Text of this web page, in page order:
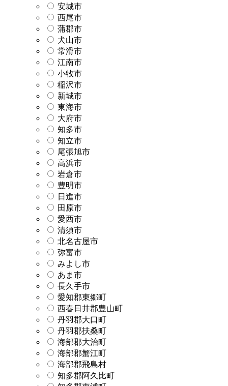
安城市
西尾市
蒲郡市
犬山市
常滑市
江南市
小牧市
稲沢市
新城市
東海市
大府市
知多市
知立市
尾張旭市
高浜市
岩倉市
豊明市
日進市
田原市
愛西市
清須市
北名古屋市
弥富市
みよし市
あま市
長久手市
愛知郡東郷町
西春日井郡豊山町
丹羽郡大口町
丹羽郡扶桑町
海部郡大治町
海部郡蟹江町
海部郡飛島村
知多郡阿久比町